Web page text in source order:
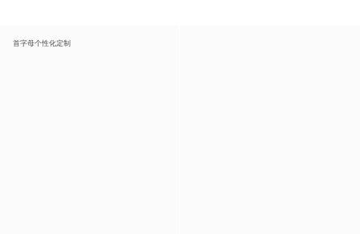
首字母个性化定制